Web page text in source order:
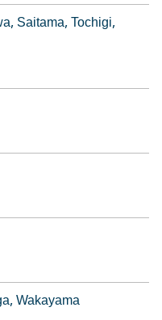
Saitama Tochigi
Wakayama